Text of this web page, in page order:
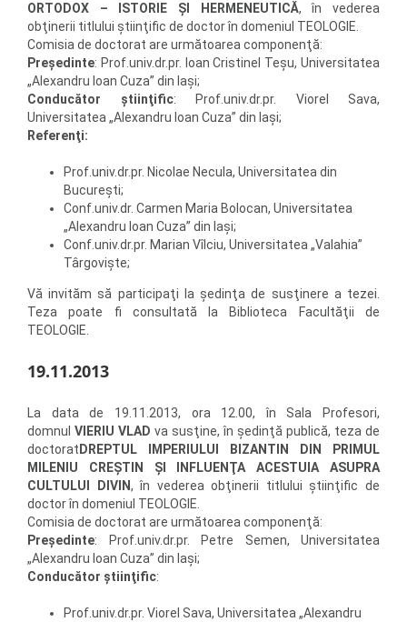
ORTODOX – ISTORIE ŞI HERMENEUTICĂ, în vederea
obţinerii titlului ştiinţific de doctor în domeniul TEOLOGIE.
Comisia de doctorat are următoarea componenţă:
Preşedinte: Prof.univ.dr.pr. Ioan Cristinel Teşu, Universitatea
„Alexandru Ioan Cuza” din Iaşi;
Conducător ştiinţific: Prof.univ.dr.pr. Viorel Sava,
Universitatea „Alexandru Ioan Cuza” din Iaşi;
Referenţi:
Prof.univ.dr.pr. Nicolae Necula, Universitatea din
Bucureşti;
Conf.univ.dr. Carmen Maria Bolocan, Universitatea
„Alexandru Ioan Cuza” din Iaşi;
Conf.univ.dr.pr. Marian Vîlciu, Universitatea „Valahia”
Târgovişte;
Vă invităm să participaţi la şedinţa de susţinere a tezei.
Teza poate fi consultată la Biblioteca Facultăţii de
TEOLOGIE.
19.11.2013
La data de 19.11.2013, ora 12.00, în Sala Profesori,
domnul VIERIU VLAD va susţine, în şedinţă publică, teza de
doctorat DREPTUL IMPERIULUI BIZANTIN DIN PRIMUL
MILENIU CREŞTIN ŞI INFLUENŢA ACESTUIA ASUPRA
CULTULUI DIVIN, în vederea obţinerii titlului ştiinţific de
doctor în domeniul TEOLOGIE.
Comisia de doctorat are următoarea componenţă:
Preşedinte: Prof.univ.dr.pr. Petre Semen, Universitatea
„Alexandru Ioan Cuza” din Iaşi;
Conducător ştiinţific:
Prof.univ.dr.pr. Viorel Sava, Universitatea „Alexandru